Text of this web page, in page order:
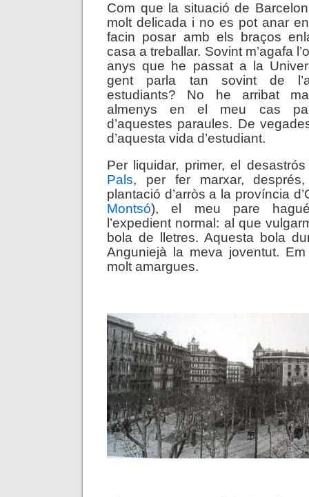
Com que la situació de
molt delicada i no es pot anar
facin posar amb els braços
casa a treballar. Sovint m’agafa
anys que he passat a la
gent parla tan sovint de
estudiants? No he arribat
almenys en el meu cas
d’aquestes paraules. De
d’aquesta vida d’estudiant.
Per liquidar, primer, el desastrós
Pals, per fer marxar,
plantació d’arròs a la província
Montsó), el meu pare
l’expedient normal: al que
bola de lletres. Aquesta bola
Anguniejà la meva joventut.
molt amargues.